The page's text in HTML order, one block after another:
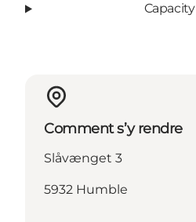
Capacity
Comment s’y rendre
Slåvænget 3
5932 Humble